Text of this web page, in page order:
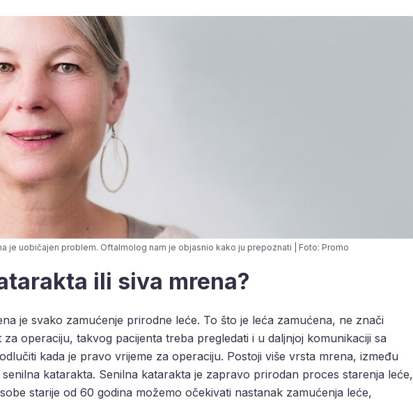
je uobičajen problem. Oftalmolog nam je objasnio kako ju prepoznati | Foto: Promo
ili siva mrena?
je svako zamućenje prirodne leće. To što je leća zamućena, ne znači
za operaciju, takvog pacijenta treba pregledati i u daljnjoj komunikaciji sa
kada je pravo vrijeme za operaciju. Postoji više vrsta mrena, između
katarakta. Senilna katarakta je zapravo prirodan proces starenja leće,
starije od 60 godina možemo očekivati nastanak zamućenja leće,